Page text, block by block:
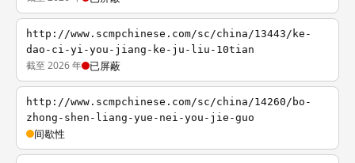
http://www.scmpchinese.com/sc/china/13443/ke-
dao-ci-yi-you-jiang-ke-ju-liu-10tian
截至 2026 年 已屏蔽
http://www.scmpchinese.com/sc/china/14260/bo-
zhong-shen-liang-yue-nei-you-jie-guo
间歇性